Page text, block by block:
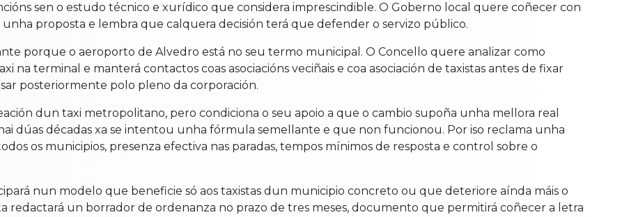
sen o estudo técnico e xurídico que considera imprescindible. O Goberno local quere coñecer con
proposta e lembra que calquera decisión terá que defender o servizo público.
porque o aeroporto de Alvedro está no seu termo municipal. O Concello quere analizar como
na terminal e manterá contactos coas asociacións veciñais e coa asociación de taxistas antes de fixar
posteriormente polo pleno da corporación.
dun taxi metropolitano, pero condiciona o seu apoio a que o cambio supoña unha mellora real
dúas décadas xa se intentou unha fórmula semellante e que non funcionou. Por iso reclama unha
os municipios, presenza efectiva nas paradas, tempos mínimos de resposta e control sobre o
nun modelo que beneficie só aos taxistas dun municipio concreto ou que deteriore aínda máis o
redactará un borrador de ordenanza no prazo de tres meses, documento que permitirá coñecer a letra